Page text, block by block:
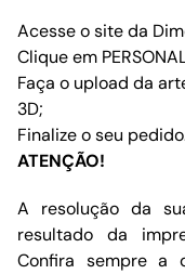
Acesse o site da
Clique em
Faça o upload da
3D;
Finalize o seu
ATENÇÃO!
A resolução da
resultado da
Confira sempre a